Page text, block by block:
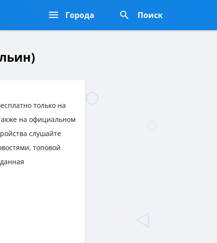
Города Поиск
только на
на официальном
слушайте
топовой